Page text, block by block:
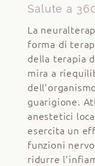
Salute a
La
forma di
della terapia
mira a
guarigione.
anestetici
esercita un
funzioni
ridurre